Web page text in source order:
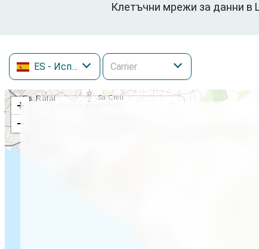
Клетъчни мрежи за данни в
ES - Испания
+
−